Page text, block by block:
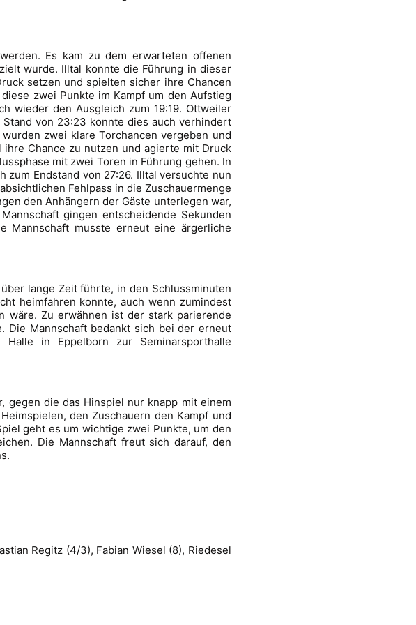
Es kam zu dem erwarteten offenen
wurde. Illtal konnte die Führung in dieser
setzen und spielten sicher ihre Chancen
zwei Punkte im Kampf um den Aufstieg
wieder den Ausgleich zum 19:19. Ottweiler
von 23:23 konnte dies auch verhindert
zwei klare Torchancen vergeben und
Chance zu nutzen und agierte mit Druck
mit zwei Toren in Führung gehen. In
Endstand von 27:26. Illtal versuchte nun
Fehlpass in die Zuschauermenge
den Anhängern der Gäste unterlegen war,
gingen entscheidende Sekunden
Mannschaft musste erneut eine ärgerliche
lange Zeit führte, in den Schlussminuten
heimfahren konnte, auch wenn zumindest
wäre. Zu erwähnen ist der stark parierende
Die Mannschaft bedankt sich bei der erneut
in Eppelborn zur Seminarsporthalle
gegen die das Hinspiel nur knapp mit einem
den Zuschauern den Kampf und
geht es um wichtige zwei Punkte, um den
Die Mannschaft freut sich darauf, den
Regitz (4/3), Fabian Wiesel (8), Riedesel